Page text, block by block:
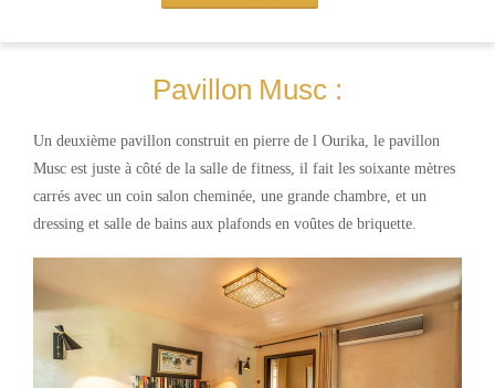
Pavillon Musc :
Un deuxième pavillon construit en pierre de l Ourika, le pavillon
Musc est juste à côté de la salle de fitness, il fait les soixante mètres
carrés avec un coin salon cheminée, une grande chambre, et un
dressing et salle de bains aux plafonds en voûtes de briquette.